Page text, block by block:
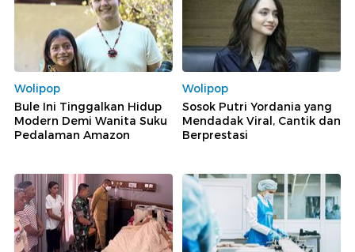
Wolipop
Bule Ini Tinggalkan Hidup
Modern Demi Wanita Suku
Pedalaman Amazon
Wolipop
Sosok Putri Yordania yang
Mendadak Viral, Cantik dan
Berprestasi